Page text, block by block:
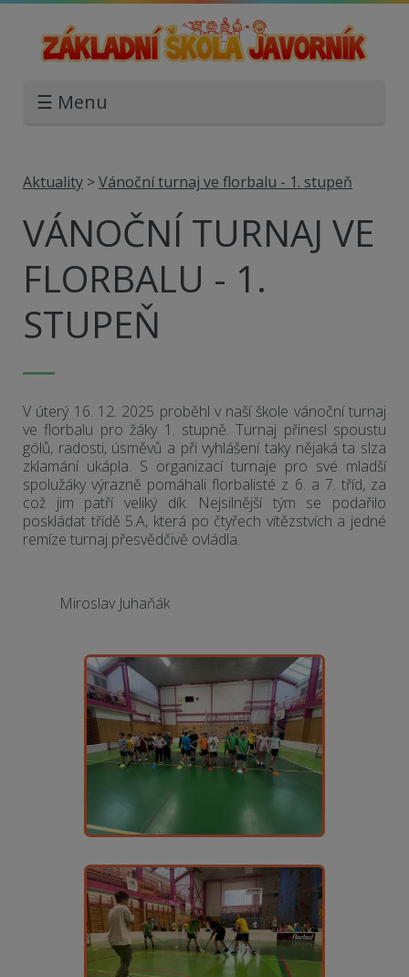
☰ Menu
Aktuality >Vánoční turnaj ve florbalu - 1. stupeň
VÁNOČNÍ TURNAJ VE
FLORBALU - 1.
STUPEŇ
V úterý 16. 12. 2025 proběhl v naší škole vánoční turnaj
ve florbalu pro žáky 1. stupně. Turnaj přinesl spoustu
gólů, radosti, úsměvů a při vyhlášení taky nějaká ta slza
zklamání ukápla. S organizací turnaje pro své mladší
spolužáky výrazně pomáhali florbalisté z 6. a 7. tříd, za
což jim patří veliký dík. Nejsilnější tým se podařilo
poskládat třídě 5.A, která po čtyřech vítězstvích a jedné
remíze turnaj přesvědčivě ovládla.
Miroslav Juhaňák